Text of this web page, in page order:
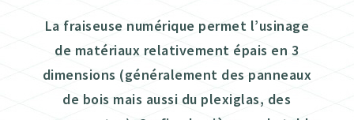
La fraiseuse numérique permet l’usinage
de matériaux relativement épais en 3
dimensions (généralement des panneaux
de bois mais aussi du plexiglas, des